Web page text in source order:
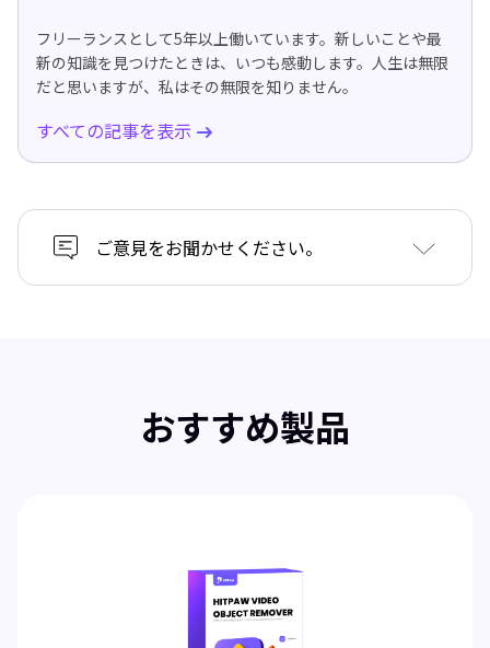
フリーランスとして5年以上働いています。新しいことや最
新の知識を見つけたときは、いつも感動します。人生は無限
だと思いますが、私はその無限を知りません。
すべての記事を表示
ご意見をお聞かせください。
おすすめ製品